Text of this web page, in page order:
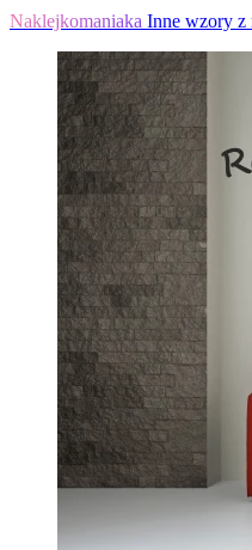
Naklejkomaniaka Inne wzory z